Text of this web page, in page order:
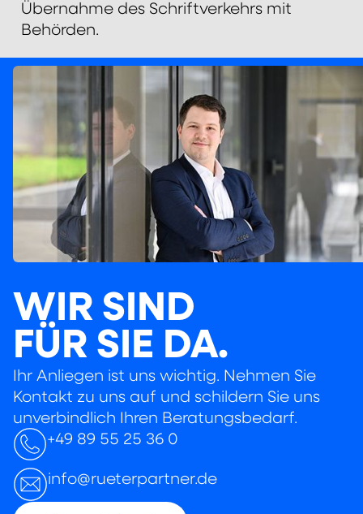
Übernahme des Schriftverkehrs mit
Behörden.
WIR SIND
FÜR SIE DA.
Ihr Anliegen ist uns wichtig. Nehmen Sie
Kontakt zu uns auf und schildern Sie uns
unverbindlich Ihren Beratungsbedarf.
+49 89 55 25 36 0
info@rueterpartner.de